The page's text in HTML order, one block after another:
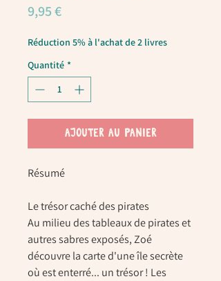
9,95 €Prix
Réduction 5% à l'achat de 2 livres
Quantité *
AJOUTER AU PANIER
Résumé
Le trésor caché des pirates
Au milieu des tableaux de pirates et
autres sabres exposés, Zoé
découvre la carte d'une île secrète
où est enterré... un trésor ! Les